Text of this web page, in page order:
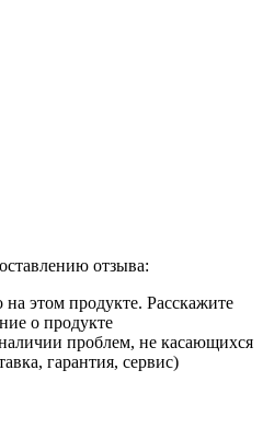
отзыва:
на этом продукте. Расскажите
о продукте
проблем, не касающихся
гарантия, сервис)